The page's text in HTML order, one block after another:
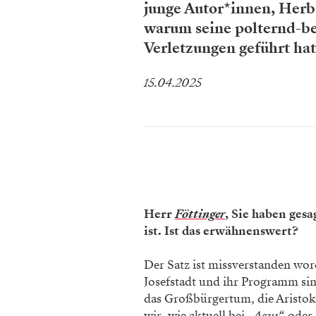
junge Autor*innen,
warum seine polternd-
Verletzungen geführt
15.04.2025
HerrFöttinger, Sie haben
ist. Ist das erwähnenswert?
Der Satz ist missverstanden
Josefstadt und ihr Programm
das Großbürgertum, die